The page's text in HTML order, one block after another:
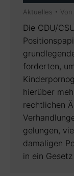
Aktuelles Von
Die CDU/
forderten,
hierüber
rechtlichen
gelungen,
damaligen
in ein